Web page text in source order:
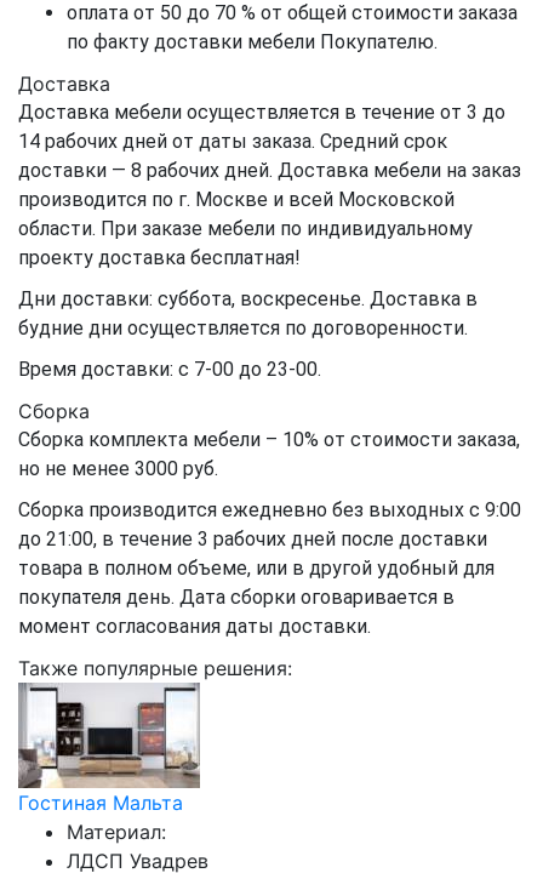
оплата от 50 до 70 % от общей стоимости заказа
по факту доставки мебели Покупателю.
Доставка
Доставка мебели осуществляется в течение от 3 до
14 рабочих дней от даты заказа. Средний срок
доставки — 8 рабочих дней. Доставка мебели на заказ
производится по г. Москве и всей Московской
области. При заказе мебели по индивидуальному
проекту доставка бесплатная!
Дни доставки: суббота, воскресенье. Доставка в
будние дни осуществляется по договоренности.
Время доставки: с 7-00 до 23-00.
Сборка
Сборка комплекта мебели – 10% от стоимости заказа,
но не менее 3000 руб.
Сборка производится ежедневно без выходных с 9:00
до 21:00, в течение 3 рабочих дней после доставки
товара в полном объеме, или в другой удобный для
покупателя день. Дата сборки оговаривается в
момент согласования даты доставки.
Также популярные решения:
Гостиная Мальта
Материал:
ЛДСП Увадрев